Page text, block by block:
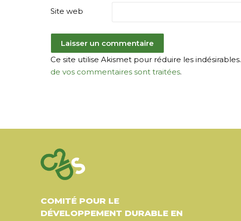
Site web
Ce site utilise Akismet pour réduire les indésirables.
de vos commentaires sont traitées.
COMITÉ POUR LE
DÉVELOPPEMENT DURABLE EN